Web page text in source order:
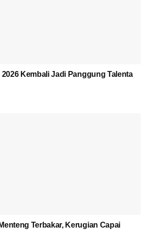
Kembali Jadi Panggung Talenta
Terbakar, Kerugian Capai